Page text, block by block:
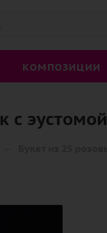
КОМПОЗИЦИИ
с эустомой